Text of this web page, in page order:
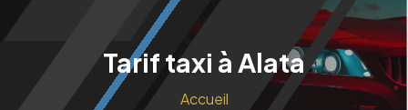
Tarif taxi à Alata
Accueil